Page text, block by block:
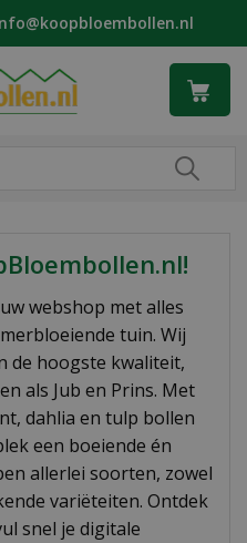
webshop met alles
tuin. Wij
de hoogste kwaliteit,
als Jub en Prins. Met
dahlia en tulp bollen
een boeiende én
allerlei soorten, zowel
variëteiten. Ontdek
snel je digitale